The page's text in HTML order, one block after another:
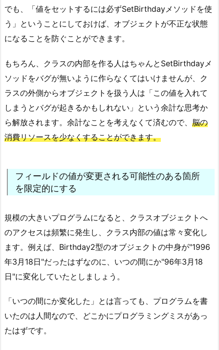
でも、「値をセットするには必ずSetBirthdayメソッドを使
う」ということにしておけば、オブジェクトが不正な状態
になることを防ぐことができます。
もちろん、クラスの内部を作る人はちゃんとSetBirthdayメ
ソッドをバグが無いように作らなくてはいけませんが、ク
ラスの外側からオブジェクトを扱う人は「この値を入れて
しまうとバグが起きるかもしれない」という余計な思考か
ら解放されます。余計なことを考えなくて済むので、 脳の
消費リソースを少なくすることができます。
フィールドの値が変更される可能性のある箇所
を限定的にする
規模の大きいプログラムになると、クラスオブジェクトへ
のアクセスは頻繁に発生し、クラス内部の値は常々変化し
ます。例えば、Birthday2型のオブジェクトの中身が"1996
年3月18日"だったはずなのに、いつの間にか"96年3月18
日"に変化していたとしましょう。
「いつの間にか変化した」とは言っても、プログラムを書
いたのは人間なので、どこかにプログラミングミスがあっ
たはずです。